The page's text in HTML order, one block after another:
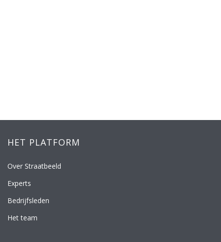
HET PLATFORM
Over Straatbeeld
Experts
Bedrijfsleden
Het team